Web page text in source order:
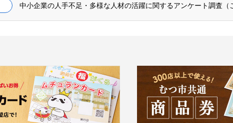
中小企業の人手不足・多様な人材の活躍に関するアンケート調査（